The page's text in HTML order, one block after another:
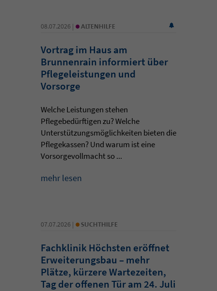
08.07.2026 | • ALTENHILFE
Vortrag im Haus am
Brunnenrain informiert über
Pflegeleistungen und
Vorsorge
Welche Leistungen stehen
Pflegebedürftigen zu? Welche
Unterstützungsmöglichkeiten bieten die
Pflegekassen? Und warum ist eine
Vorsorgevollmacht so ...
mehr lesen
07.07.2026 | • SUCHTHILFE
Fachklinik Höchsten eröffnet
Erweiterungsbau – mehr
Plätze, kürzere Wartezeiten,
Tag der offenen Tür am 24. Juli